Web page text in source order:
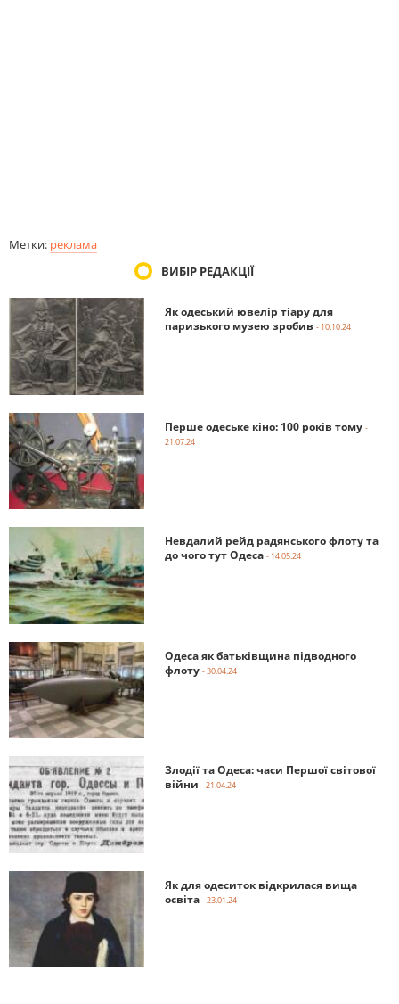
Метки: реклама
ВИБІР РЕДАКЦІЇ
Як одеський ювелір тіару для
паризького музею зробив - 10.10.24
Перше одеське кіно: 100 років тому -
21.07.24
Невдалий рейд радянського флоту та
до чого тут Одеса - 14.05.24
Одеса як батьківщина підводного
флоту - 30.04.24
Злодії та Одеса: часи Першої світової
війни - 21.04.24
Як для одеситок відкрилася вища
освіта - 23.01.24